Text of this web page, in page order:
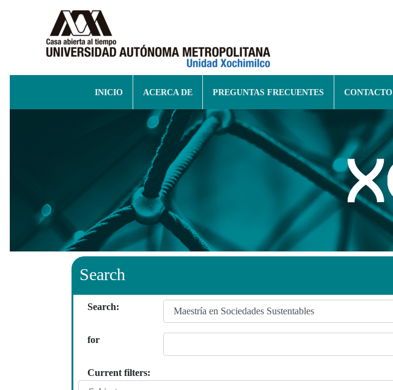
INICIO ACERCA DE PREGUNTAS FRECUENTES CONTACTO
Search
Search:
for
Current filters: